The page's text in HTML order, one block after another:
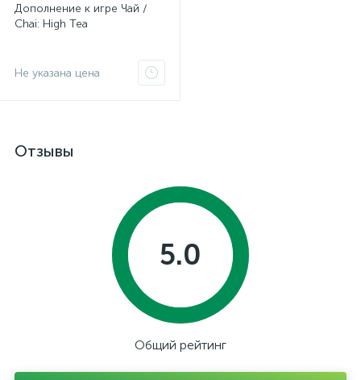
Дополнение к игре Чай /
Chai: High Tea
Не указана цена
Отзывы
5.0
Общий рейтинг